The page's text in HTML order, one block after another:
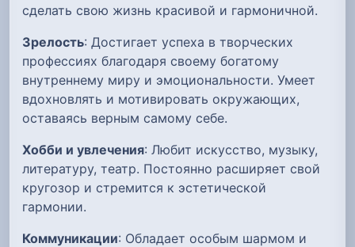
сделать свою жизнь красивой и гармоничной.
Зрелость: Достигает успеха в творческих
профессиях благодаря своему богатому
внутреннему миру и эмоциональности. Умеет
вдохновлять и мотивировать окружающих,
оставаясь верным самому себе.
Хобби и увлечения: Любит искусство, музыку,
литературу, театр. Постоянно расширяет свой
кругозор и стремится к эстетической
гармонии.
Коммуникации: Обладает особым шармом и